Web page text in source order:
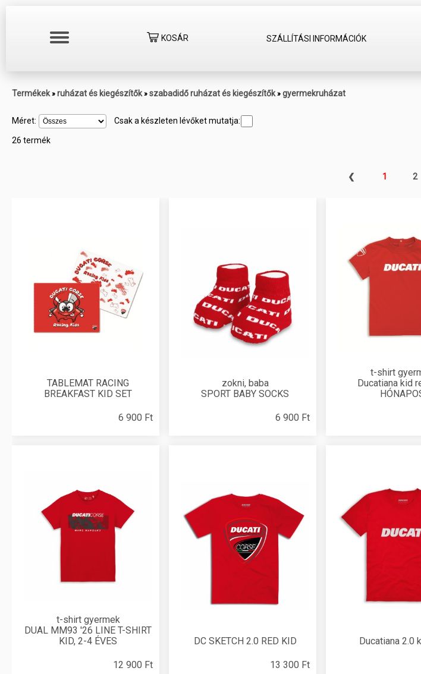
KOSÁR SZÁLLÍTÁSI INFORMÁCIÓK
Termékek » ruházat és kiegészítők » szabadidő ruházat és kiegészítők » gyermekruházat
Méret: Csak a készleten lévőket mutatja:
26 termék
❮ 1 2
TABLEMAT RACING
BREAKFAST KID SET
6 900 Ft
zokni, baba
SPORT BABY SOCKS
6 900 Ft
t-shirt
Ducatiana kid
t-shirt gyermek
DUAL MM93 '26 LINE T-SHIRT
KID, 2-4 ÉVES
12 900 Ft
DC SKETCH 2.0 RED KID
13 300 Ft
Ducatiana 2.0